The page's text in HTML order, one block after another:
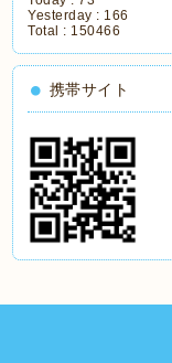
Yesterday : 166
Total : 150466
携帯サイト